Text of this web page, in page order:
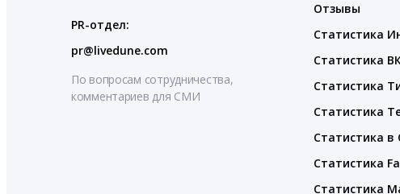
PR-отдел:
pr@livedune.com
По вопросам сотрудничества,
комментариев для СМИ
Отзывы
Статистика
Статистика
Статистика
Статистика
Статистика в
Статистика
Статистика